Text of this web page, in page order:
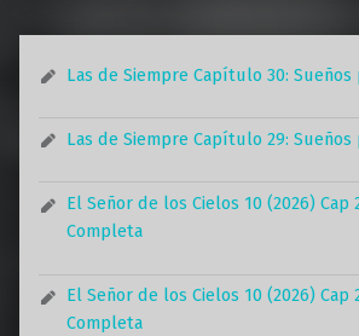
Las de Siempre Capítulo 30: Sueños
Las de Siempre Capítulo 29: Sueños
El Señor de los Cielos 10 (2026) Cap
Completa
El Señor de los Cielos 10 (2026) Cap
Completa